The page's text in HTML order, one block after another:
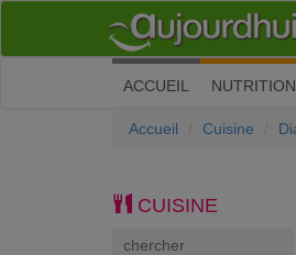
ACCUEIL (current)
NUTRITION
Accueil Cuisine
CUISINE
chercher